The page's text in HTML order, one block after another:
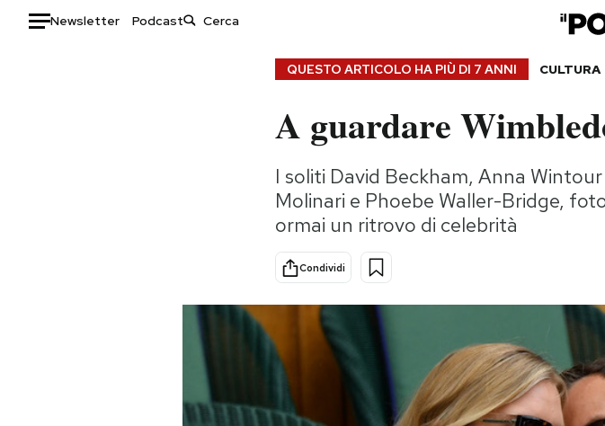
Newsletter Podcast
Consumismi
Storie/Idee
Ok Boomer!
Europa
Altrecose
Mondiali calcio 2026
QUESTO ARTICOLO HA PIÙ DI 7 ANNI CULTURA
A guardare
I soliti David Beckham, Anna
Molinari e Phoebe Waller-Bridge,
ormai un ritrovo di celebrità
Condividi